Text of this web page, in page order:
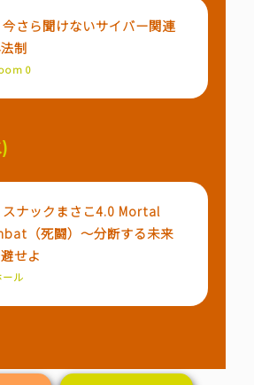
さら聞けないサイバー関連
制
0
スナックまさこ4.0 Mortal
（死闘）～分断する未来
せよ
ール